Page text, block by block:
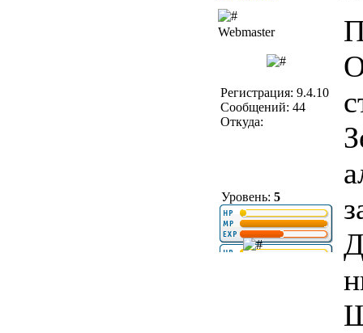
Webmaster
Регистрация: 9.4.10
Сообщений: 44
Откуда:
Уровень: 5